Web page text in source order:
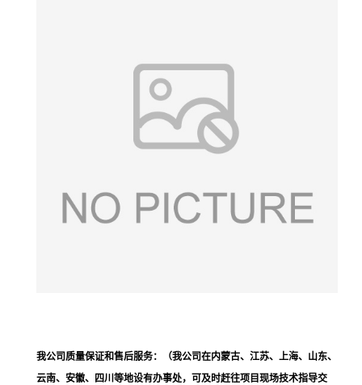
我公司质量保证和售后服务：
（我公司在内蒙古、江苏、上海、山东、
云南、安徽、四川等地设有办事处，可及时赶往项目现场技术指导交